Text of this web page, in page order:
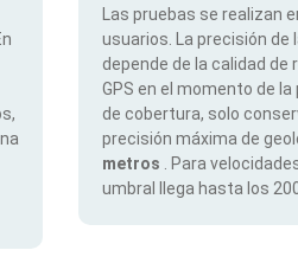
Las pruebas se realizan
usuarios. La precisión de
depende de la calidad de
GPS en el momento de
de cobertura, solo
precisión máxima de
metros
. Para
umbral llega hasta los